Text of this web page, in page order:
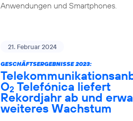
Anwendungen und Smartphones.
21. Februar 2024
GESCHÄFTSERGEBNISSE 2023:
O2 Telefónica liefert
Rekordjahr ab und
weiteres Wachstum